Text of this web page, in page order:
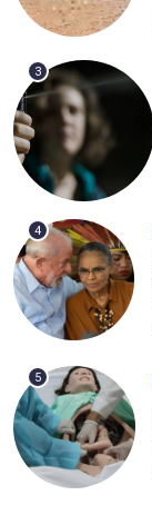
3
4
5